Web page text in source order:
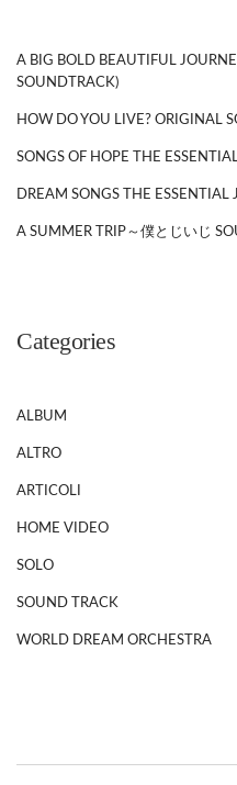
A BIG BOLD BEAUTIFUL
SOUNDTRACK)
HOW DO YOU LIVE? ORIGINAL
SONGS OF HOPE THE
DREAM SONGS THE ESSENTIAL
A SUMMER TRIP～僕とじいじ
Categories
ALBUM
ALTRO
ARTICOLI
HOME VIDEO
SOLO
SOUND TRACK
WORLD DREAM ORCHESTRA